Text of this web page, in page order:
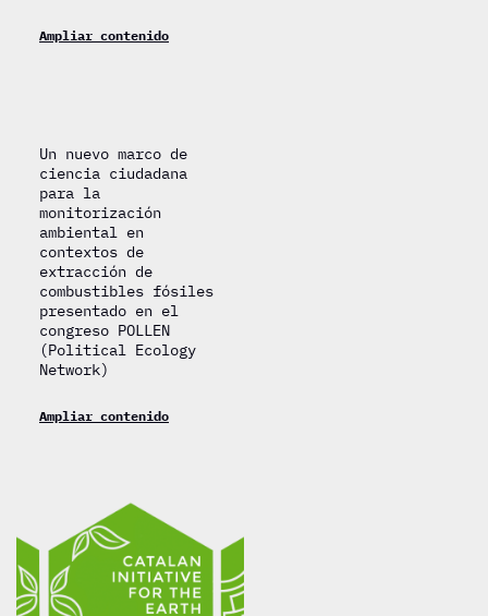
Ampliar contenido
Un nuevo marco de
ciencia ciudadana
para la
monitorización
ambiental en
contextos de
extracción de
combustibles fósiles
presentado en el
congreso POLLEN
(Political Ecology
Network)
Ampliar contenido